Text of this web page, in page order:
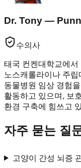
Dr. Tony —
수의사
태국 컨켄대학교에
노스캐롤라이나 주
동물병원 임상 경험
활동하고 있으며, 보
환경 구축에 힘쓰고
자주 묻는 질
고양이 간성 뇌증